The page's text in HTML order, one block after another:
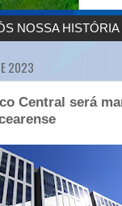
NOSSA HISTÓRIA
2023
Central será